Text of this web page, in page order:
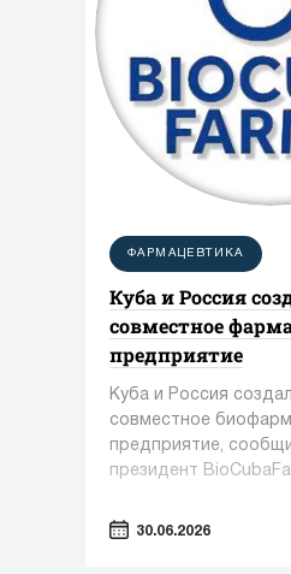
ФАРМАЦЕВТИКА
Куба и Россия
совместное
предприятие
Куба и Россия
совместное
предприятие,
президент
30.06.2026